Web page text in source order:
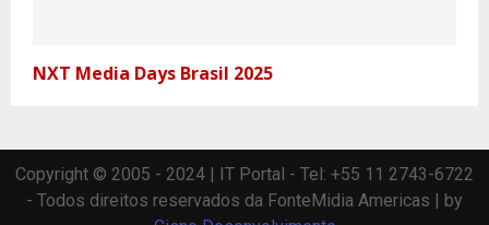
NXT Media Days Brasil 2025
Copyright © 2005 - 2024 | IT Portal - Tel: +55 11 2743-6722
- Todos direitos reservados da FonteMidia Americas | by